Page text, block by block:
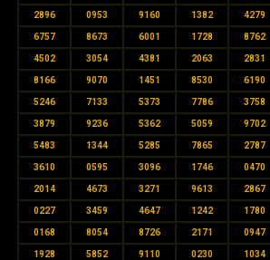
2896 0953 9160 1382 4279
6757 8673 6001 1728 8762
4502 3054 4381 2063 2831
8166 9070 1451 8530 6190
5246 7133 5373 7786 3758
3879 9236 5362 5059 9702
5483 1344 5285 7865 2787
3610 0595 3096 1746 0470
2014 4673 3271 9613 2867
0227 3459 4647 1242 1780
0168 8054 8726 2171 0947
1928 5852 9110 0230 1034